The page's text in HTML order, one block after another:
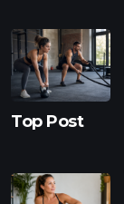
Top Post